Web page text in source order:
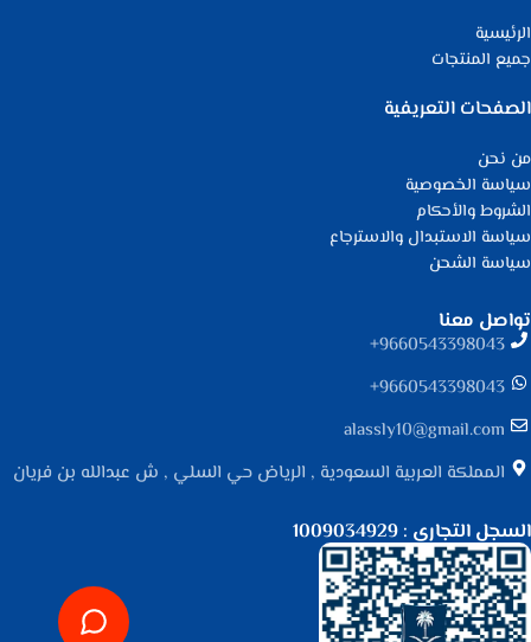
الرئيسية
جميع المنتجات
الصفحات التعريفية
من نحن
سياسة الخصوصية
الشروط والأحكام
سياسة الاستبدال والاسترجاع
سياسة الشحن
تواصل معنا
9660543398043⁩+
9660543398043⁩+
alassly10@gmail.com
المملكة العربية السعودية , الرياض حي السلي , ش عبدالله بن فريان
السجل التجاري : 1009034929